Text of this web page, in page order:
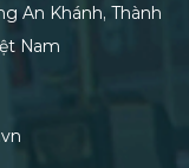
An Khánh, Thành
Nam